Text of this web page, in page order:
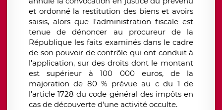
et ordonné la restitution des biens et avoirs
saisis, alors que l'administration fiscale est
tenue de dénoncer au procureur de la
République les faits examinés dans le cadre
de son pouvoir de contrôle qui ont conduit à
l'application, sur des droits dont le montant
est supérieur à 100 000 euros, de la
majoration de 80 % prévue au c du 1 de
l'article 1728 du code général des impôts en
cas de découverte d'une activité occulte.